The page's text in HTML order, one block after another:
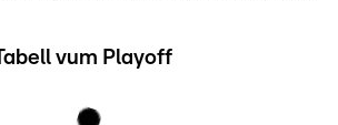
vum Playoff